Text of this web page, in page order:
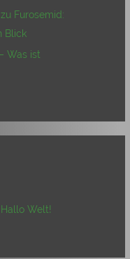
Furosemid:
Blick
Was ist
Hallo Welt!